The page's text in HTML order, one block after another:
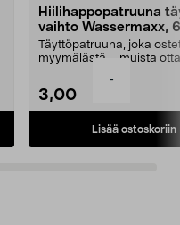
-
Hiilihappopatruuna
vaihto Wassermaxx,
Täyttöpatruuna, joka
myymälästä – muista
3,00
Lisää ostoskoriin